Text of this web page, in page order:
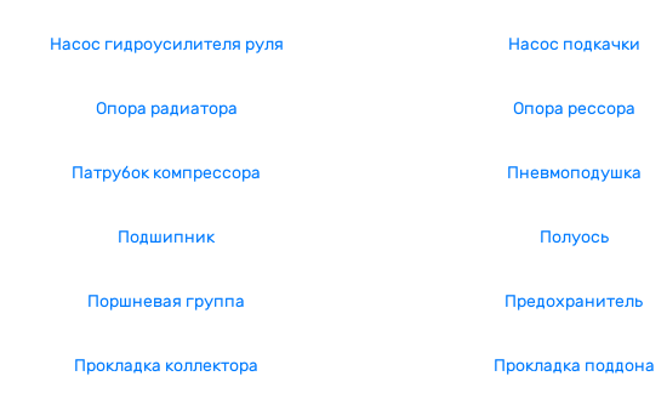
Насос гидроусилителя руля Насос подкачки
Опора радиатора Опора рессора
Патрубок компрессора Пневмоподушка
Подшипник Полуось
Поршневая группа Предохранитель
Прокладка коллектора Прокладка поддона